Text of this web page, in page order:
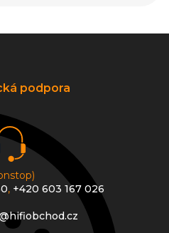
podpora
, +420 603 167 026